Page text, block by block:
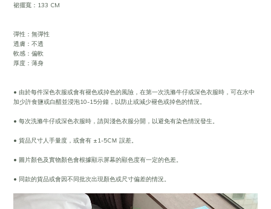
裙擺寬：133 CM
彈性：無彈性
透膚：不透
軟感：偏軟
厚度：薄身
• 由於每件深色衣服或會有褪色或掉色的風險，在第一次洗滌牛仔或深色衣服時，可在水中
加少許食鹽或白醋並浸泡10-15分鐘，以防止或減少褪色或掉色的情況。
• 每次洗滌牛仔或深色衣服時，請與淺色衣服分開，以避免有染色情況發生。
• 貨品尺寸人手量度，或會有 ±1-5CＭ 誤差。
• 圖片顏色及實物顏色會根據顯示屏幕的顯色度有一定的色差。
• 同款的貨品或會因不同批次出現顏色或尺寸偏差的情況。